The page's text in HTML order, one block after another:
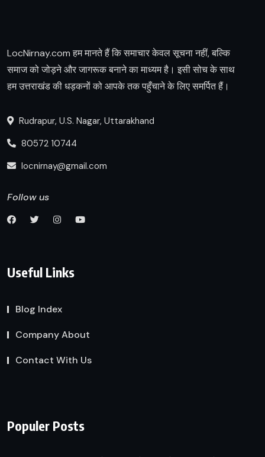
LocNirnay.com हम मानते हैं कि समाचार केवल सूचना नहीं, बल्कि
समाज को जोड़ने और जागरूक बनाने का माध्यम है। इसी सोच के साथ
हम उत्तराखंड की धड़कनों को आपके तक पहुँचाने के लिए समर्पित हैं।
Rudrapur, U.S. Nagar, Uttarakhand
80572 10744
locnirnay@gmail.com
Follow us
Useful Links
Blog Index
Company About
Contact With Us
Populer Posts